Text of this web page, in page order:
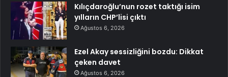
Kılıçdaroğlu’nun rozet taktığı isim
yılların CHP’lisi çıktı
Ağustos 6, 2026
Ezel Akay sessizliğini bozdu: Dikkat
çeken davet
Ağustos 6, 2026